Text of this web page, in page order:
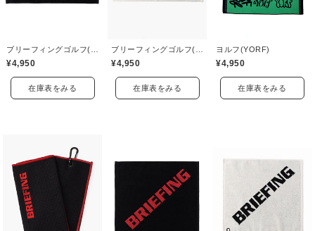
¥4,950
在庫表をみる
¥4,950
在庫表をみる
ヨルフ(YORF)
¥4,950
在庫表をみる